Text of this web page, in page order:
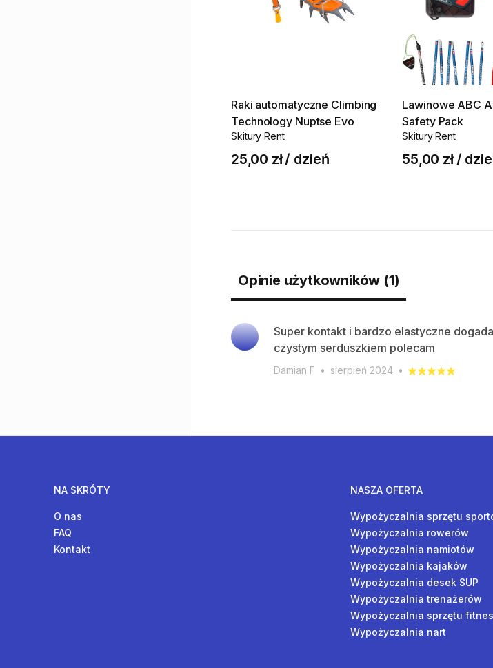
Raki automatyczne Climbing
Technology Nuptse Evo
Skitury Rent
25,00 zł/ dzień
Lawinowe ABC
Safety Pack
Skitury Rent
55,00 zł /
Opinie użytkowników (1)
Super kontakt i bardzo elastyczne
czystym serduszkiem polecam
Damian F • sierpień 2024 •
NA SKRÓTY
O nas
FAQ
Kontakt
NASZA OFERTA
Wypożyczalnia sprzętu
Wypożyczalnia rowerów
Wypożyczalnia namiotów
Wypożyczalnia kajaków
Wypożyczalnia desek SUP
Wypożyczalnia trenażerów
Wypożyczalnia sprzętu
Wypożyczalnia nart